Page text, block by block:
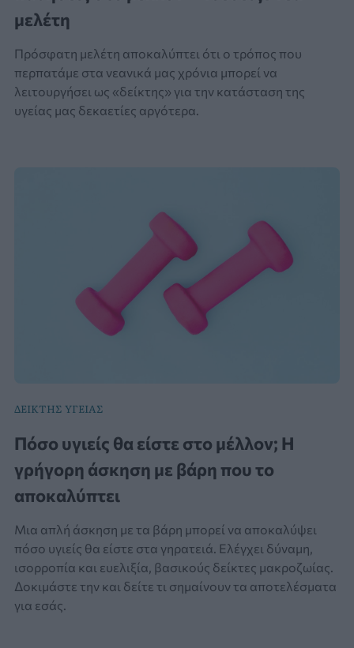
μελέτη
Πρόσφατη μελέτη αποκαλύπτει ότι ο τρόπος που
περπατάμε στα νεανικά μας χρόνια μπορεί να
λειτουργήσει ως «δείκτης» για την κατάσταση της
υγείας μας δεκαετίες αργότερα.
ΔΕΙΚΤΗΣ ΥΓΕΙΑΣ
Πόσο υγιείς θα είστε στο μέλλον; Η
γρήγορη άσκηση με βάρη που το
αποκαλύπτει
Μια απλή άσκηση με τα βάρη μπορεί να αποκαλύψει
πόσο υγιείς θα είστε στα γηρατειά. Ελέγχει δύναμη,
ισορροπία και ευελιξία, βασικούς δείκτες μακροζωίας.
Δοκιμάστε την και δείτε τι σημαίνουν τα αποτελέσματα
για εσάς.